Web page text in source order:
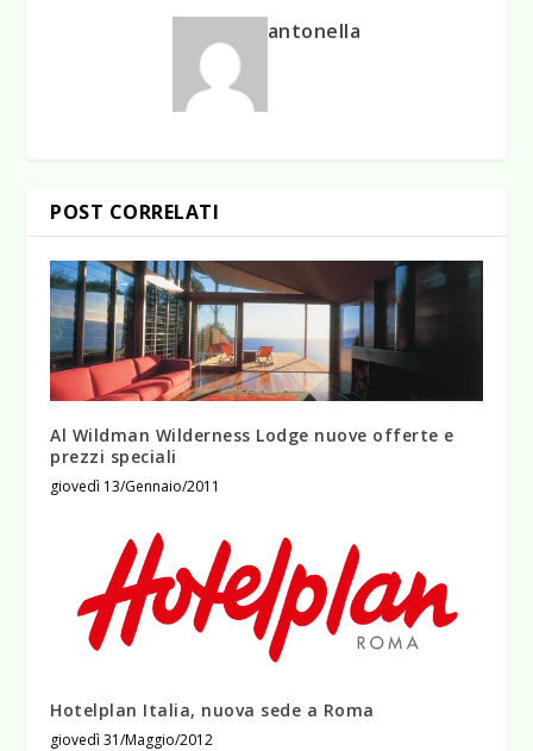
antonella
POST CORRELATI
Al Wildman Wilderness Lodge nuove offerte e
prezzi speciali
giovedì 13/Gennaio/2011
Hotelplan Italia, nuova sede a Roma
giovedì 31/Maggio/2012